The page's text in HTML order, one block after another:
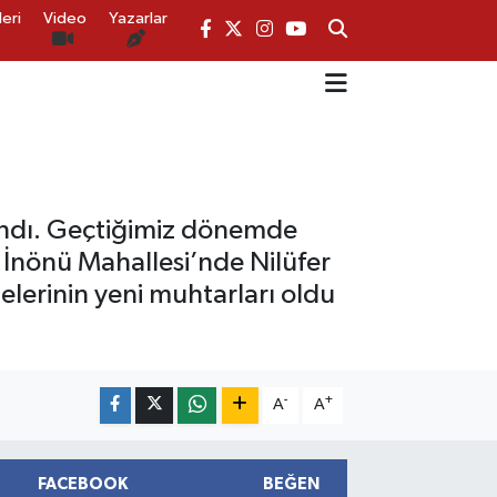
Video Yazarlar
Geçtiğimiz dönemde
Mahallesi’nde Nilüfer
yeni muhtarları oldu
A- A+
FACEBOOK BEĞEN